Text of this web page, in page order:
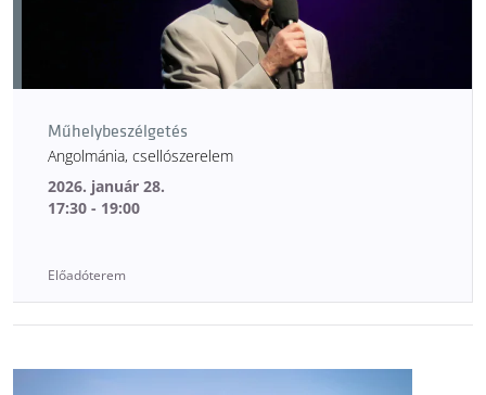
Műhelybeszélgetés
Angolmánia, csellószerelem
2026. január 28.
17:30 - 19:00
Előadóterem